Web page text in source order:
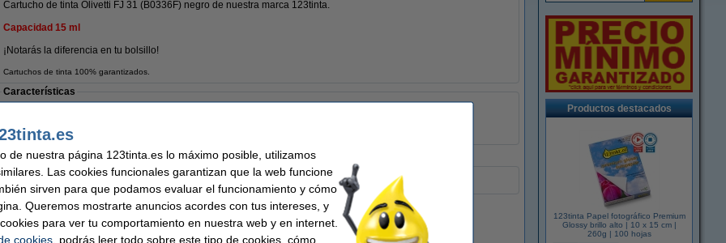
Cartucho de tinta Olivetti FJ 31 (B0336F) negro de nuestra marca 123tinta.
Capacidad 15 ml
¡Notarás la diferencia en tu bolsillo!
Cartuchos de tinta 100% garantizados.
Características
Volumen:
Consejo
Recomendamos comprar este mismo cartucho de marca 123tinta.
¡Recíbelo el lunes!
Productos destacados
123tinta Papel fotográfico Premium
Glossy brillo alto | 10 x 15 cm |
260g | 100 hojas
de nuestra página 123tinta.es lo máximo posible, utilizamos
Las cookies funcionales garantizan que la web funcione
sirven para que podamos evaluar el funcionamiento y cómo
Queremos mostrarte anuncios acordes con tus intereses, y
para ver tu comportamiento en nuestra web y en internet.
cookies, podrás leer todo sobre este tipo de cookies, cómo